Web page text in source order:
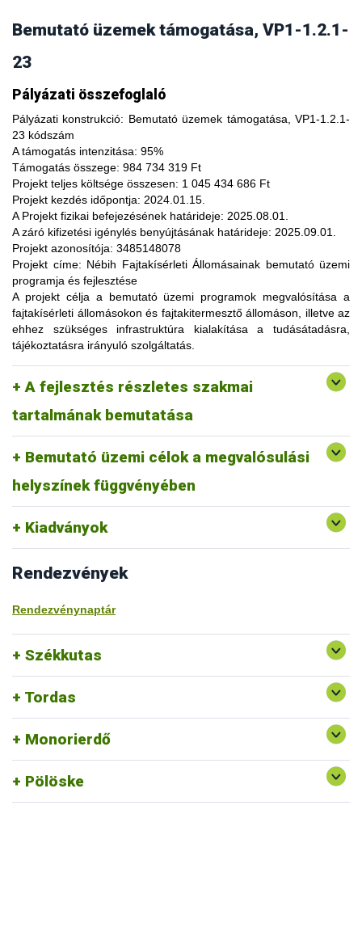
Bemutató üzemek támogatása, VP1-1.2.1-
23
Pályázati összefoglaló
Pályázati konstrukció: Bemutató üzemek támogatása, VP1-1.2.1-
23 kódszám
A támogatás intenzitása: 95%
Támogatás összege: 984 734 319 Ft
Projekt teljes költsége összesen: 1 045 434 686 Ft
Projekt kezdés időpontja: 2024.01.15.
A Projekt fizikai befejezésének határideje: 2025.08.01.
A záró kifizetési igénylés benyújtásának határideje: 2025.09.01.
Projekt azonosítója: 3485148078
Projekt címe: Nébih Fajtakísérleti Állomásainak bemutató üzemi
programja és fejlesztése
A projekt céljaa bemutató üzemi programok megvalósítása a
fajtakísérleti állomásokon és fajtakitermesztő állomáson, illetve az
ehhez szükséges infrastruktúra kialakítása a tudásátadásra,
tájékoztatásra irányuló szolgáltatás.
A fejlesztés részletes szakmai
tartalmának bemutatása
A fajtakísérleti és fajtakitermesztési állomások
modernizálásával, olyan növényfajta kísérleteket lehet
végezni, melyekkel limitálhatóak a mezőgazdasági termesztés
bizonytalanságából adódó negatív hatások, növelhető a
termésbiztonság, valamint a növényi kórokozókkal, kártevőkkel
szembeni ellenálló képesség. A fajtakísérlet során megszerzett
tapasztalatok átadása az agrárgazdaság szereplői részére egy
olyan, a hagyományostól eltérő jellegű tudás megszerzési
lehetőség, amelynek során a résztvevők elsősorban
gyakorlatorientált ismeretanyaggal, tapasztalatokkal
gazdagodhatnak, a fajtahasználaton túl, az aktuális termelési
eljárások és gazdaságszervezési minták alkalmazása
tekintetében. A gazdálkodók olyan innovatív ismereteket,
növénykultúrákat (fajtákat), környezetvédelmi megoldásokat
ismerhetnek meg, amelyek alkalmazása révén
optimalizálhatják a termelést, csökkenthetik a szennyezőanyag
kibocsátást, valamint eredményesen alkalmazkodhatnak a
állomáson (Tordas, Pölöske, Székkutas, Monorierdő)
valósulna meg bemutató üzemi program.
Bemutató üzemi célok a megvalósulási
helyszínek függvényében
Tordas
kertészeti (zöldség, gyümölcs) fajok, szántóföldi
és üvegházi termesztési körülmények, ökológiai
gazdálkodásra alkalmas fajták vizsgálata
Pölöske
kertészeti (gyümölcs) fajok
Székkutas
szántóföldi fajok vizsgálata
Monorierdő erdészeti fajok vizsgálata, fajtakitermesztés
Kiadványok
Rendezvények
Rendezvénynaptár
Székkutas
Tordas
Monorierdő
Pölöske